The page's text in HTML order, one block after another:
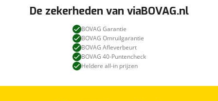
De zekerheden van viaBOVAG.nl
BOVAG Garantie
BOVAG Omruilgarantie
BOVAG Afleverbeurt
BOVAG 40-Puntencheck
Heldere all-in prijzen